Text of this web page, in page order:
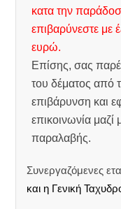
κατα την
επιβαρύνεστε με
ευρώ.
Επίσης, σας
του δέματος από
επιβάρυνση και
επικοινωνία
παραλαβής.
Συνεργαζόμενες
και η Γενική